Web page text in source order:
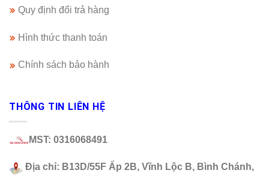
Quy định đổi trả hàng
Hình thức thanh toán
Chính sách bảo hành
THÔNG TIN LIÊN HỆ
MST: 0316068491
Địa chỉ: B13D/55F Ấp 2B, Vĩnh Lộc B, Bình Chánh,